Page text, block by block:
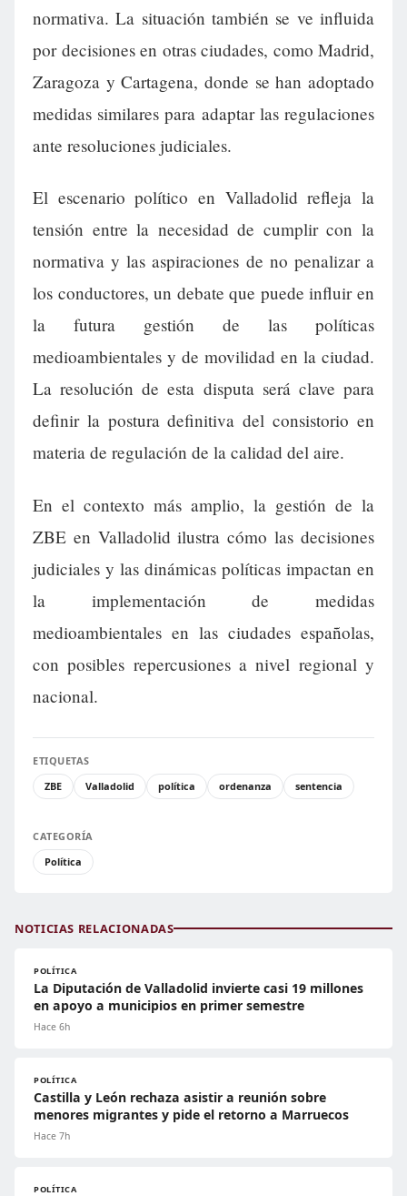
normativa. La situación también se ve influida
por decisiones en otras ciudades, como Madrid,
Zaragoza y Cartagena, donde se han adoptado
medidas similares para adaptar las regulaciones
ante resoluciones judiciales.
El escenario político en Valladolid refleja la
tensión entre la necesidad de cumplir con la
normativa y las aspiraciones de no penalizar a
los conductores, un debate que puede influir en
la futura gestión de las políticas
medioambientales y de movilidad en la ciudad.
La resolución de esta disputa será clave para
definir la postura definitiva del consistorio en
materia de regulación de la calidad del aire.
En el contexto más amplio, la gestión de la
ZBE en Valladolid ilustra cómo las decisiones
judiciales y las dinámicas políticas impactan en
la implementación de medidas
medioambientales en las ciudades españolas,
con posibles repercusiones a nivel regional y
nacional.
ETIQUETAS
ZBE
Valladolid política ordenanza sentencia
CATEGORÍA
Política
NOTICIAS RELACIONADAS
POLÍTICA
La Diputación de Valladolid invierte casi 19 millones
en apoyo a municipios en primer semestre
Hace 6h
POLÍTICA
Castilla y León rechaza asistir a reunión sobre
menores migrantes y pide el retorno a Marruecos
Hace 7h
POLÍTICA